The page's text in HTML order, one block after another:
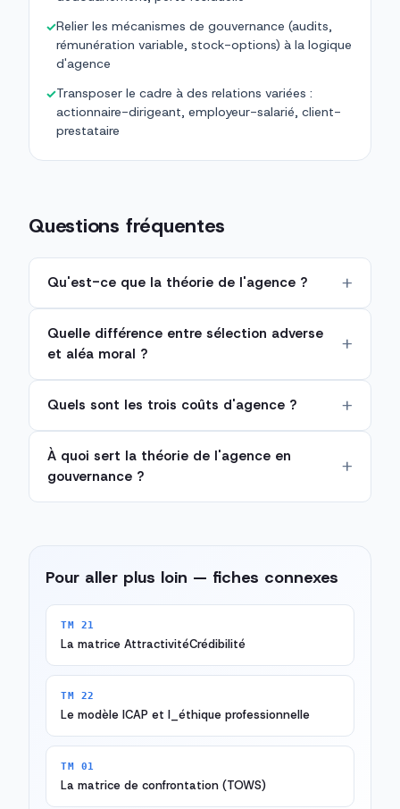
✓Relier les mécanismes de gouvernance (audits,
rémunération variable, stock-options) à la logique
d'agence
✓Transposer le cadre à des relations variées :
actionnaire-dirigeant, employeur-salarié, client-
prestataire
Questions fréquentes
Qu'est-ce que la théorie de l'agence ?
Quelle différence entre sélection adverse
et aléa moral ?
Quels sont les trois coûts d'agence ?
À quoi sert la théorie de l'agence en
gouvernance ?
Pour aller plus loin — fiches connexes
TM 21
La matrice AttractivitéCrédibilité
TM 22
Le modèle ICAP et l_éthique professionnelle
TM 01
La matrice de confrontation (TOWS)